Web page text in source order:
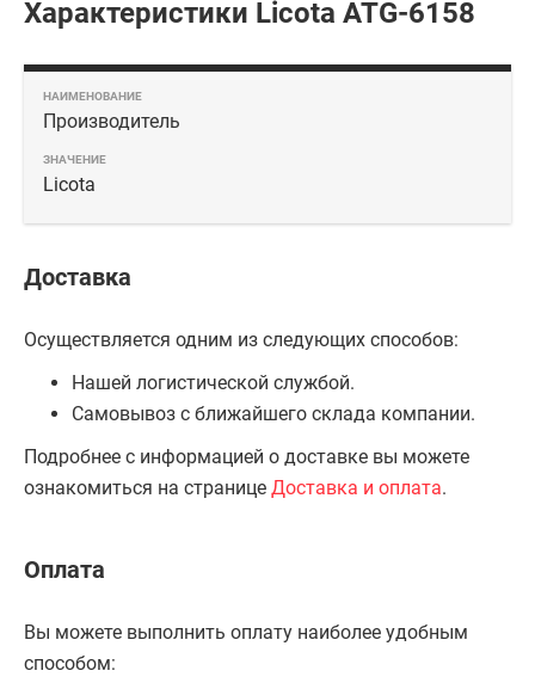
Характеристики Licota ATG-6158
Производитель
Licota
Доставка
Осуществляется одним из следующих способов:
Нашей логистической службой.
Самовывоз с ближайшего склада компании.
Подробнее с информацией о доставке вы можете
ознакомиться на странице Доставка и оплата.
Оплата
Вы можете выполнить оплату наиболее удобным
способом: